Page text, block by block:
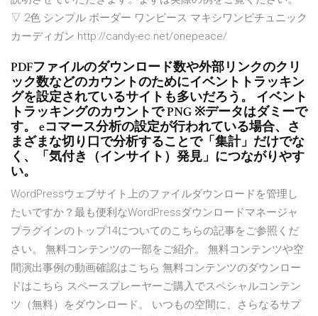
▽ 2色 シンプル ボーダー ワンピース マキシワンピチュニック
カーディガン http://candy-ec.net/onepeace/
PDFファイルのダウンロード数や外部リンクのクリ
ック数などのカウントのためにイベントトラッキン
グを設定されているサイトも多いだろう。 イベント
トラッキングのカウントで PNG ※データはダミーで
す。 eコマース分析の設定が行われている場合、さ
まざまな切り口で分析することで「集計」だけでな
く、「気付き（インサイト）発見」につながりやす
い。
WordPressウェブサイト上のファイルダウンロードを管理し
たいですか？最も便利なWordPressダウンロードマネージャ
プラグインのトップ14についてのこちらの記事をご参照くだ
さい。 無料コンテンツの一部をご紹介。 無料コンテンツや空
間演出事例の動画確認はこちら 無料コンテンツのダウンロー
ドはこちら スペースプレーヤーご購入でスペシャルコンテン
ツ（無料）をダウンロード。 いつもの空間に、さらなるサプ